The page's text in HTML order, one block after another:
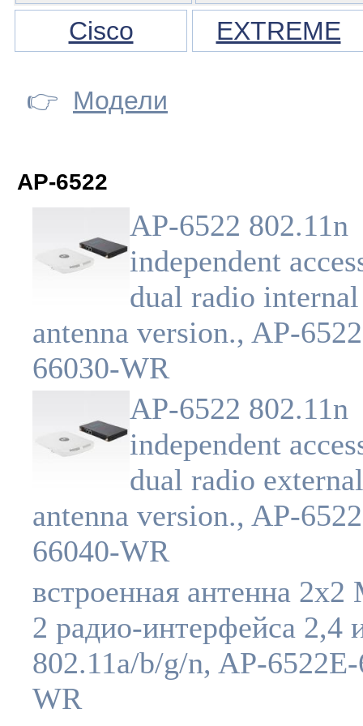
Cisco
EXTREME
👉 Модели
AP-6522
AP-6522 802.11n
independent
dual radio internal
antenna version., AP-
66030-WR
AP-6522 802.11n
independent
dual radio external
antenna version., AP-
66040-WR
встроенная антенна
2 радио-интерфейса 2,4
802.11a/b/g/n, AP-
WR